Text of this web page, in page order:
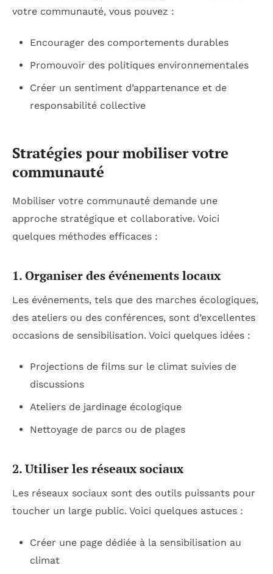
votre communauté, vous pouvez :
Encourager des comportements durables
Promouvoir des politiques environnementales
Créer un sentiment d’appartenance et de
responsabilité collective
Stratégies pour mobiliser votre
communauté
Mobiliser votre communauté demande une
approche stratégique et collaborative. Voici
quelques méthodes efficaces :
1. Organiser des événements locaux
Les événements, tels que des marches écologiques,
des ateliers ou des conférences, sont d’excellentes
occasions de sensibilisation. Voici quelques idées :
Projections de films sur le climat suivies de
discussions
Ateliers de jardinage écologique
Nettoyage de parcs ou de plages
2. Utiliser les réseaux sociaux
Les réseaux sociaux sont des outils puissants pour
toucher un large public. Voici quelques astuces :
Créer une page dédiée à la sensibilisation au
climat